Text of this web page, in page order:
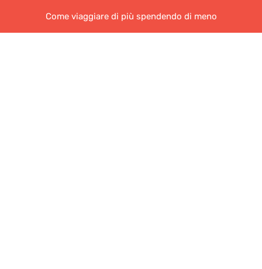
Come viaggiare di più spendendo di meno